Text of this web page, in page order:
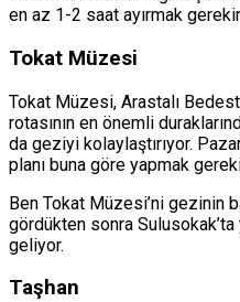
en az 1-2 saat ayırmak
Tokat Müzesi
Tokat Müzesi, Arastalı
rotasının en önemli
da geziyi kolaylaştırıyor.
planı buna göre yapmak
Ben Tokat Müzesi’ni gezinin
gördükten sonra
geliyor.
Taşhan